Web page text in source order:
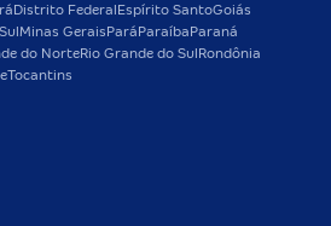
Distrito FederalEspírito SantoGoiás
Minas GeraisParáParaíbaParaná
do NorteRio Grande do SulRondônia
Tocantins